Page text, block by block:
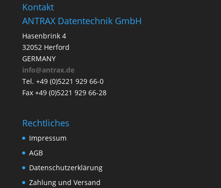
Kontakt
ANTRAX Datentechnik GmbH
Hasenbrink 4
32052 Herford
GERMANY
info@antrax.de
Tel. +49 (0)5221 929 66-0
Fax +49 (0)5221 929 66-28
Rechtliches
Impressum
AGB
Datenschutzerklärung
Zahlung und Versand